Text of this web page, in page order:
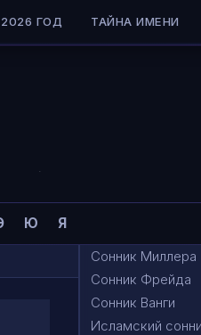
ГОД ТАЙНА ИМЕНИ
Ю Я
Сонник Миллера
Сонник Фрейда
Сонник Ванги
Исламский